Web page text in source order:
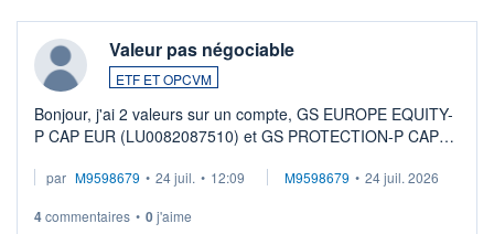
Valeur pas négociable
ETF ET OPCVM
Bonjour, j'ai 2 valeurs sur un compte, GS EUROPE EQUITY-
P CAP EUR (LU0082087510) et GS PROTECTION-P CAP
veux procéder à la vente, on me signale ...
par M9598679 • 24 juil. • 12:09 M9598679 • 24 juil. 2026
4commentaires • 0j'aime